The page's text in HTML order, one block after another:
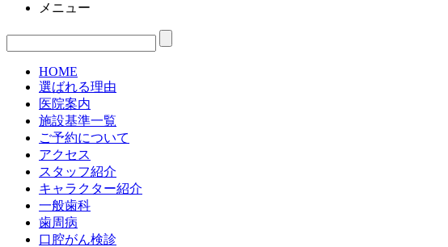
メニュー
HOME
選ばれる理由
医院案内
施設基準一覧
ご予約について
アクセス
スタッフ紹介
キャラクター紹介
一般歯科
歯周病
口腔がん検診